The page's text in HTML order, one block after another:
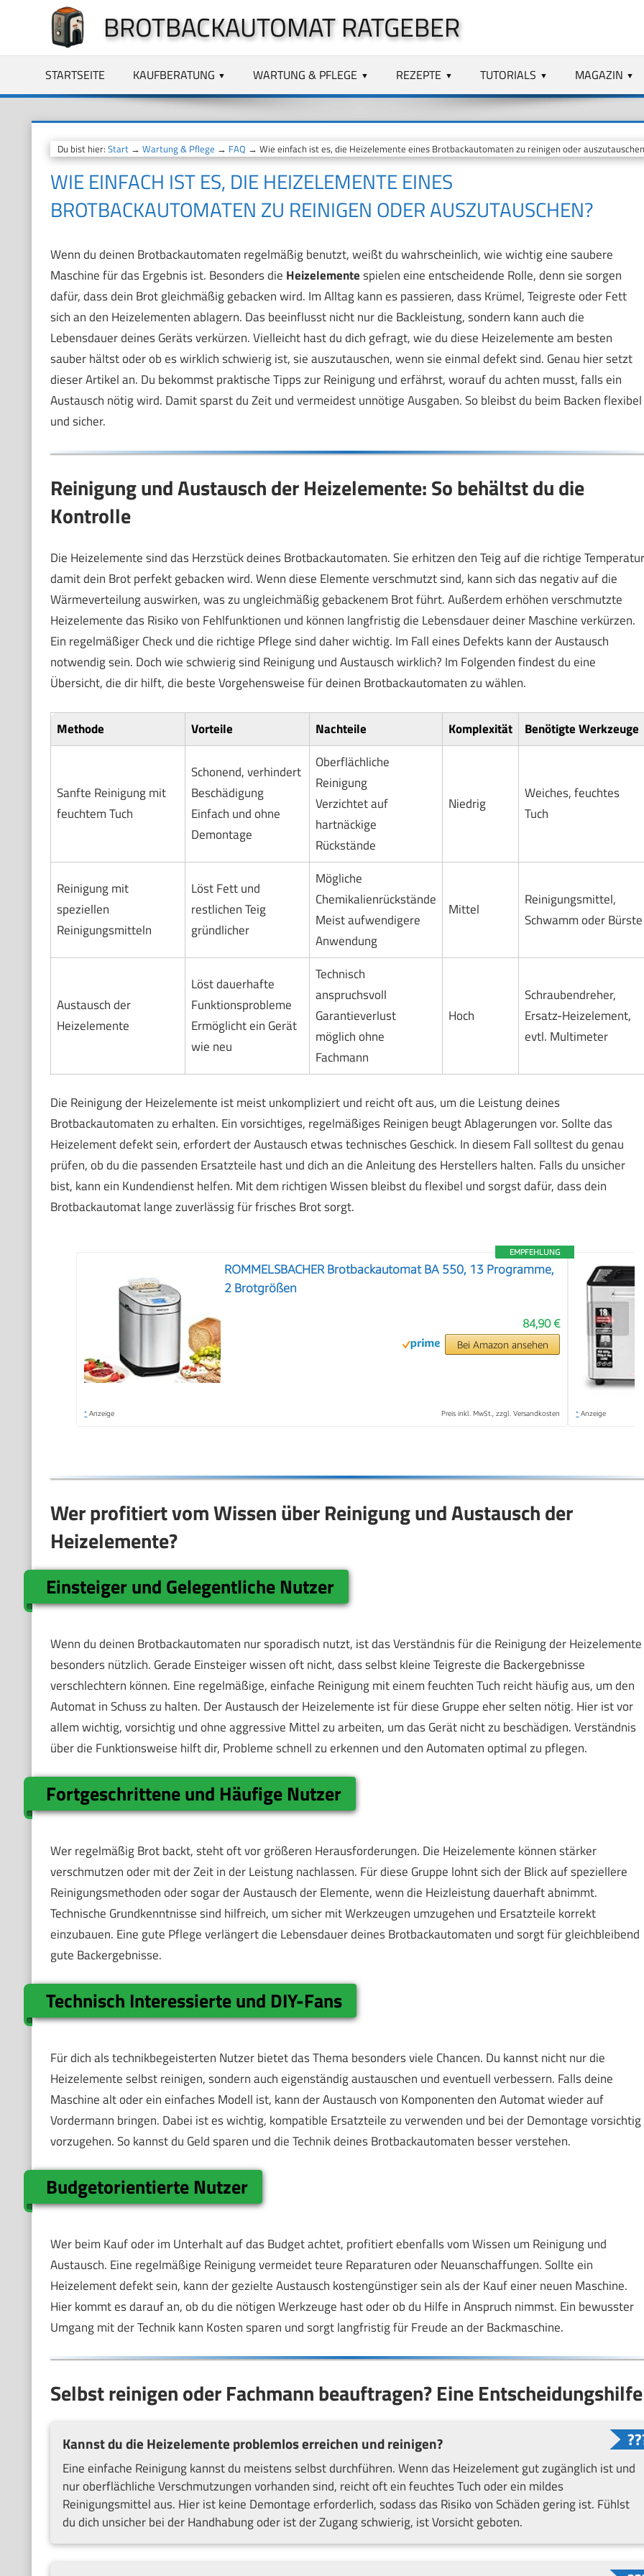
springen
BROTBACKAUTOMAT RATGEBER
STARTSEITE KAUFBERATUNG WARTUNG & PFLEGE REZEPTE TUTORIALS MAGAZIN
Du bist hier: Start→ Wartung & Pflege → FAQ → Wie einfach ist es, die Heizelemente eines Brotbackautomaten zu reinigen oder
WIE EINFACH IST ES, DIE HEIZELEMENTE EINES
BROTBACKAUTOMATEN ZU REINIGEN ODER AUSZUTAUSCHEN?
Wenn du deinen Brotbackautomaten regelmäßig benutzt, weißt du wahrscheinlich, wie wichtig eine saubere
Maschine für das Ergebnis ist. Besonders die Heizelementespielen eine entscheidende Rolle, denn sie sorgen
dafür, dass dein Brot gleichmäßig gebacken wird. Im Alltag kann es passieren, dass Krümel, Teigreste oder Fett
sich an den Heizelementen ablagern. Das beeinflusst nicht nur die Backleistung, sondern kann auch die
Lebensdauer deines Geräts verkürzen. Vielleicht hast du dich gefragt, wie du diese Heizelemente am besten
sauber hältst oder ob es wirklich schwierig ist, sie auszutauschen, wenn sie einmal defekt sind. Genau hier setzt
dieser Artikel an. Du bekommst praktische Tipps zur Reinigung und erfährst, worauf du achten musst, falls ein
Austausch nötig wird. Damit sparst du Zeit und vermeidest unnötige Ausgaben. So bleibst du beim Backen flexibel
und sicher.
Reinigung und Austausch der Heizelemente: So behältst du die
Kontrolle
Die Heizelemente sind das Herzstück deines Brotbackautomaten. Sie erhitzen den Teig auf die richtige
damit dein Brot perfekt gebacken wird. Wenn diese Elemente verschmutzt sind, kann sich das negativ auf die
Wärmeverteilung auswirken, was zu ungleichmäßig gebackenem Brot führt. Außerdem erhöhen verschmutzte
Heizelemente das Risiko von Fehlfunktionen und können langfristig die Lebensdauer deiner Maschine verkürzen.
Ein regelmäßiger Check und die richtige Pflege sind daher wichtig. Im Fall eines Defekts kann der Austausch
notwendig sein. Doch wie schwierig sind Reinigung und Austausch wirklich? Im Folgenden findest du eine
Übersicht, die dir hilft, die beste Vorgehensweise für deinen Brotbackautomaten zu wählen.
Methode Vorteile Nachteile Komplexität Benötigte Werkzeuge
Sanfte Reinigung mit
feuchtem Tuch
Schonend, verhindert
Beschädigung
Einfach und ohne
Demontage
Oberflächliche
Reinigung
Verzichtet auf
hartnäckige
Rückstände
Niedrig
Weiches, feuchtes
Tuch
Reinigung mit
speziellen
Reinigungsmitteln
Löst Fett und
restlichen Teig
gründlicher
Mögliche
Chemikalienrückstände
Meist aufwendigere
Anwendung
Mittel
Reinigungsmittel,
Schwamm oder Bürste
Austausch der
Heizelemente
Löst dauerhafte
Funktionsprobleme
Ermöglicht ein Gerät
wie neu
Technisch
anspruchsvoll
Garantieverlust
möglich ohne
Fachmann
Hoch
Schraubendreher,
Ersatz-Heizelement,
evtl. Multimeter
Die Reinigung der Heizelemente ist meist unkompliziert und reicht oft aus, um die Leistung deines
Brotbackautomaten zu erhalten. Ein vorsichtiges, regelmäßiges Reinigen beugt Ablagerungen vor. Sollte das
Heizelement defekt sein, erfordert der Austausch etwas technisches Geschick. In diesem Fall solltest du genau
prüfen, ob du die passenden Ersatzteile hast und dich an die Anleitung des Herstellers halten. Falls du unsicher
bist, kann ein Kundendienst helfen. Mit dem richtigen Wissen bleibst du flexibel und sorgst dafür, dass dein
Brotbackautomat lange zuverlässig für frisches Brot sorgt.
EMPFEHLUNG
ROMMELSBACHER Brotbackautomat BA 550, 13 Programme,
2 Brotgrößen
84,90 €
Bei Amazon ansehen
* Anzeige Preis inkl. MwSt., zzgl. Versandkosten * Anzeige
❯
Wer profitiert vom Wissen über Reinigung und Austausch der
Heizelemente?
Einsteiger und Gelegentliche Nutzer
Wenn du deinen Brotbackautomaten nur sporadisch nutzt, ist das Verständnis für die Reinigung der Heizelemente
besonders nützlich. Gerade Einsteiger wissen oft nicht, dass selbst kleine Teigreste die Backergebnisse
verschlechtern können. Eine regelmäßige, einfache Reinigung mit einem feuchten Tuch reicht häufig aus, um den
Automat in Schuss zu halten. Der Austausch der Heizelemente ist für diese Gruppe eher selten nötig. Hier ist vor
allem wichtig, vorsichtig und ohne aggressive Mittel zu arbeiten, um das Gerät nicht zu beschädigen. Verständnis
über die Funktionsweise hilft dir, Probleme schnell zu erkennen und den Automaten optimal zu pflegen.
Fortgeschrittene und Häufige Nutzer
Wer regelmäßig Brot backt, steht oft vor größeren Herausforderungen. Die Heizelemente können stärker
verschmutzen oder mit der Zeit in der Leistung nachlassen. Für diese Gruppe lohnt sich der Blick auf speziellere
Reinigungsmethoden oder sogar der Austausch der Elemente, wenn die Heizleistung dauerhaft abnimmt.
Technische Grundkenntnisse sind hilfreich, um sicher mit Werkzeugen umzugehen und Ersatzteile korrekt
einzubauen. Eine gute Pflege verlängert die Lebensdauer deines Brotbackautomaten und sorgt für gleichbleibend
gute Backergebnisse.
Technisch Interessierte und DIY-Fans
Für dich als technikbegeisterten Nutzer bietet das Thema besonders viele Chancen. Du kannst nicht nur die
Heizelemente selbst reinigen, sondern auch eigenständig austauschen und eventuell verbessern. Falls deine
Maschine alt oder ein einfaches Modell ist, kann der Austausch von Komponenten den Automat wieder auf
Vordermann bringen. Dabei ist es wichtig, kompatible Ersatzteile zu verwenden und bei der Demontage vorsichtig
vorzugehen. So kannst du Geld sparen und die Technik deines Brotbackautomaten besser verstehen.
Budgetorientierte Nutzer
Wer beim Kauf oder im Unterhalt auf das Budget achtet, profitiert ebenfalls vom Wissen um Reinigung und
Austausch. Eine regelmäßige Reinigung vermeidet teure Reparaturen oder Neuanschaffungen. Sollte ein
Heizelement defekt sein, kann der gezielte Austausch kostengünstiger sein als der Kauf einer neuen Maschine.
Hier kommt es darauf an, ob du die nötigen Werkzeuge hast oder ob du Hilfe in Anspruch nimmst. Ein bewusster
Umgang mit der Technik kann Kosten sparen und sorgt langfristig für Freude an der Backmaschine.
Selbst reinigen oder Fachmann beauftragen? Eine Entscheidungshilfe
Kannst du die Heizelemente problemlos erreichen und reinigen?
Eine einfache Reinigung kannst du meistens selbst durchführen. Wenn das Heizelement gut zugänglich ist und
nur oberflächliche Verschmutzungen vorhanden sind, reicht oft ein feuchtes Tuch oder ein mildes
Reinigungsmittel aus. Hier ist keine Demontage erforderlich, sodass das Risiko von Schäden gering ist. Fühlst
du dich unsicher bei der Handhabung oder ist der Zugang schwierig, ist Vorsicht geboten.